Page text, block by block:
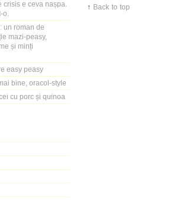
e ceva nașpa.
un roman de
mazi-peasy,
și minți
easy peasy
bine, oracol-style
cu porc și quinoa
↑ Back to top